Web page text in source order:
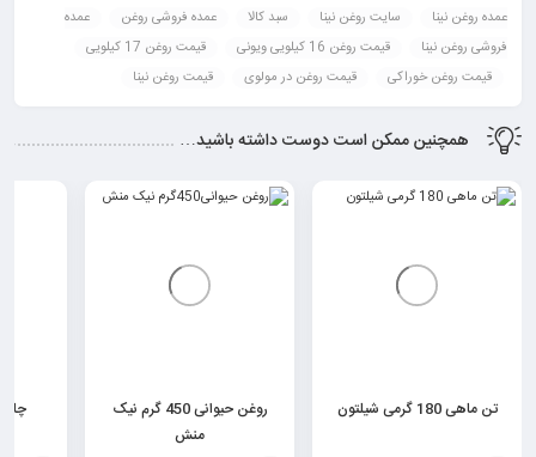
عمده روغن نینا
سایت روغن نینا سبد کالا عمده فروشی روغن
عمده
فروشی روغن نینا
قیمت روغن 16 کیلویی ویونی
قیمت روغن 17 کیلویی
قیمت روغن خوراکی
قیمت روغن در مولوی قیمت روغن نینا
همچنین ممکن است دوست داشته باشید…
تن ماهی 180 گرمی شیلتون
روغن حیوانی 450 گرم نیک
منش
چاي